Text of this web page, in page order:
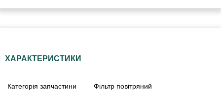
ХАРАКТЕРИСТИКИ
Категорія запчастини Фільтр повітряний